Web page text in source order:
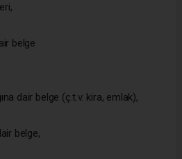
belge
dair belge (ç.t.v. kira, emlak),
belge,